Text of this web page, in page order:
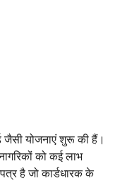
जैसी योजनाएं शुरू की हैं।
को कई लाभ
है जो कार्डधारक के